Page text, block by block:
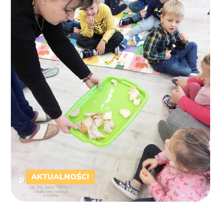
AKTUALNOŚCI